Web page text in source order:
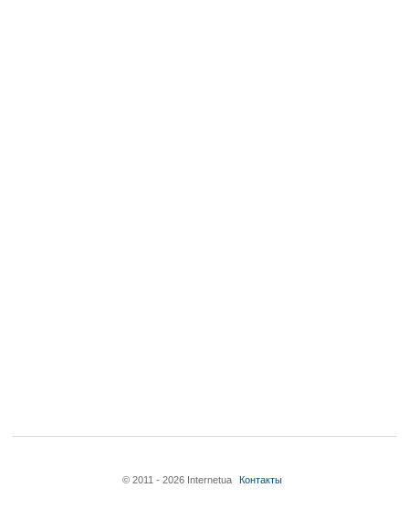
© 2011 - 2026 Internetua Контакты